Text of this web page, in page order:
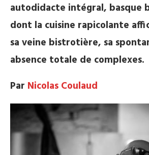
autodidacte intégral, basque
dont la cuisine rapicolante
sa veine bistrotière, sa
absence totale de complexes.
Par Nicolas Coulaud